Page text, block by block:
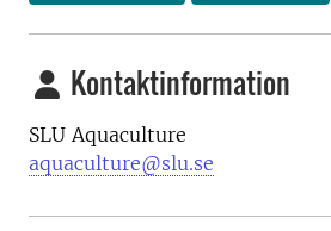
Kontaktinformation
SLU Aquaculture
aquaculture@slu.se